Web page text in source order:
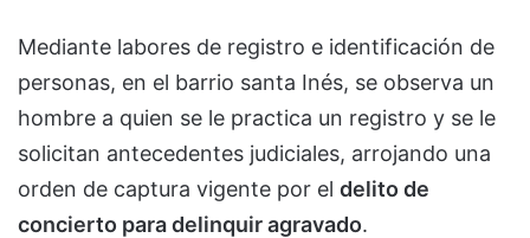
Mediante labores de registro e identificación de
personas, en el barrio santa Inés, se observa un
hombre a quien se le practica un registro y se le
solicitan antecedentes judiciales, arrojando una
orden de captura vigente por el delito de
concierto para delinquir agravado.